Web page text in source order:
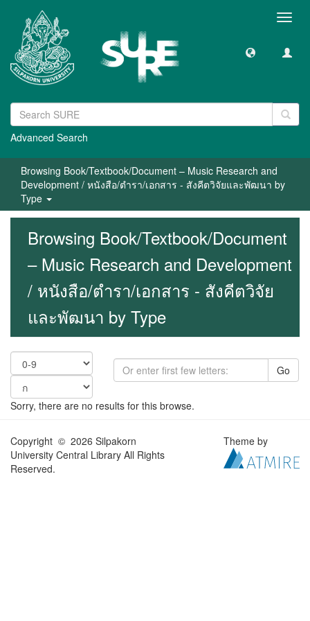
Advanced Search
Browsing Book/Textbook/Document – Music Research and
Development / หนังสือ/ตำรา/เอกสาร - สังคีตวิจัยและพัฒนา by
Type
Browsing Book/Textbook/Document
– Music Research and Development
/ หนังสือ/ตำรา/เอกสาร - สังคีตวิจัย
และพัฒนา by Type
Go
Sorry, there are no results for this browse.
Copyright © 2026 Silpakorn
University Central Library All Rights
Reserved.
Theme by